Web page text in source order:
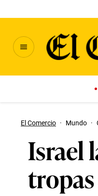
El Comercio · Mundo ·
Israel